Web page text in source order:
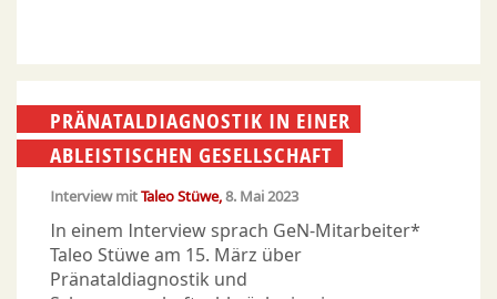
PRÄNATALDIAGNOSTIK IN EINER
ABLEISTISCHEN GESELLSCHAFT
Interview mitTaleo Stüwe 8. Mai 2023
In einem Interview sprach GeN-Mitarbeiter*
Taleo Stüwe am 15. März über
Pränataldiagnostik und